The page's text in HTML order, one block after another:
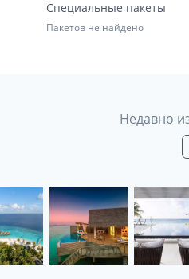
Специальные пакеты
Пакетов не найдено
Недавно